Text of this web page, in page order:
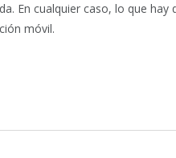
En cualquier caso, lo que hay
móvil.